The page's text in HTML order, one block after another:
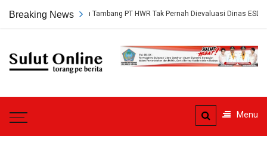
Breaking News
Persetujuan Tambang PT HWR Tak Pernah Dievaluasi Dinas ESDM
Sulut
Menu